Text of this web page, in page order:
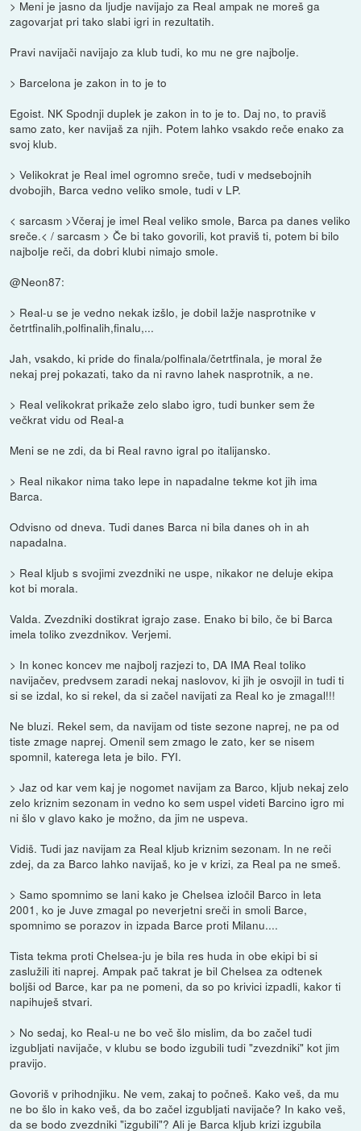
> Meni je jasno da ljudje navijajo za Real ampak ne moreš ga
zagovarjat pri tako slabi igri in rezultatih.
Pravi navijači navijajo za klub tudi, ko mu ne gre najbolje.
> Barcelona je zakon in to je to
Egoist. NK Spodnji duplek je zakon in to je to. Daj no, to praviš
samo zato, ker navijaš za njih. Potem lahko vsakdo reče enako za
svoj klub.
> Velikokrat je Real imel ogromno sreče, tudi v medsebojnih
dvobojih, Barca vedno veliko smole, tudi v LP.
< sarcasm >Včeraj je imel Real veliko smole, Barca pa danes veliko
sreče.< / sarcasm > Če bi tako govorili, kot praviš ti, potem bi bilo
najbolje reči, da dobri klubi nimajo smole.
@Neon87:
> Real-u se je vedno nekak izšlo, je dobil lažje nasprotnike v
četrtfinalih,polfinalih,finalu,...
Jah, vsakdo, ki pride do finala/polfinala/četrtfinala, je moral že
nekaj prej pokazati, tako da ni ravno lahek nasprotnik, a ne.
> Real velikokrat prikaže zelo slabo igro, tudi bunker sem že
večkrat vidu od Real-a
Meni se ne zdi, da bi Real ravno igral po italijansko.
> Real nikakor nima tako lepe in napadalne tekme kot jih ima
Barca.
Odvisno od dneva. Tudi danes Barca ni bila danes oh in ah
napadalna.
> Real kljub s svojimi zvezdniki ne uspe, nikakor ne deluje ekipa
kot bi morala.
Valda. Zvezdniki dostikrat igrajo zase. Enako bi bilo, če bi Barca
imela toliko zvezdnikov. Verjemi.
> In konec koncev me najbolj razjezi to, DA IMA Real toliko
navijačev, predvsem zaradi nekaj naslovov, ki jih je osvojil in tudi ti
si se izdal, ko si rekel, da si začel navijati za Real ko je zmagal!!!
Ne bluzi. Rekel sem, da navijam od tiste sezone naprej, ne pa od
tiste zmage naprej. Omenil sem zmago le zato, ker se nisem
spomnil, katerega leta je bilo. FYI.
> Jaz od kar vem kaj je nogomet navijam za Barco, kljub nekaj zelo
zelo kriznim sezonam in vedno ko sem uspel videti Barcino igro mi
ni šlo v glavo kako je možno, da jim ne uspeva.
Vidiš. Tudi jaz navijam za Real kljub kriznim sezonam. In ne reči
zdej, da za Barco lahko navijaš, ko je v krizi, za Real pa ne smeš.
> Samo spomnimo se lani kako je Chelsea izločil Barco in leta
2001, ko je Juve zmagal po neverjetni sreči in smoli Barce,
spomnimo se porazov in izpada Barce proti Milanu....
Tista tekma proti Chelsea-ju je bila res huda in obe ekipi bi si
zaslužili iti naprej. Ampak pač takrat je bil Chelsea za odtenek
boljši od Barce, kar pa ne pomeni, da so po krivici izpadli, kakor ti
napihuješ stvari.
> No sedaj, ko Real-u ne bo več šlo mislim, da bo začel tudi
izgubljati navijače, v klubu se bodo izgubili tudi "zvezdniki" kot jim
pravijo.
Govoriš v prihodnjiku. Ne vem, zakaj to počneš. Kako veš, da mu
ne bo šlo in kako veš, da bo začel izgubljati navijače? In kako veš,
da se bodo zvezdniki "izgubili"? Ali je Barca kljub krizi izgubila